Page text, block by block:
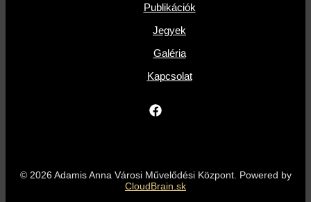
Publikációk
Jegyek
Galéria
Kapcsolat
© 2026 Adamis Anna Városi Művelődési Központ. Powered by
CloudBrain.sk